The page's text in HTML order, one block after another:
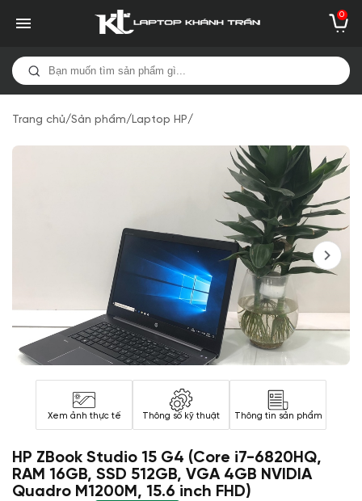
0
Trang chủ/Sản phẩm/Laptop HP/
Xem ảnh thực tế Thông số kỹ thuật Thông tin sản phẩm
HP ZBook Studio 15 G4 (Core i7-6820HQ,
RAM 16GB, SSD 512GB, VGA 4GB NVIDIA
Quadro M1200M, 15.6 inch FHD)